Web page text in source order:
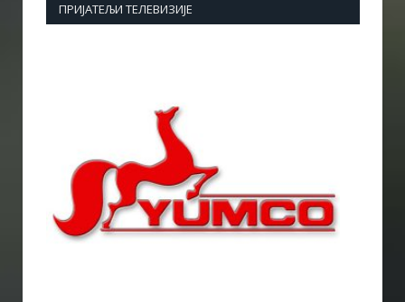
ПРИЈАТЕЉИ ТЕЛЕВИЗИЈЕ